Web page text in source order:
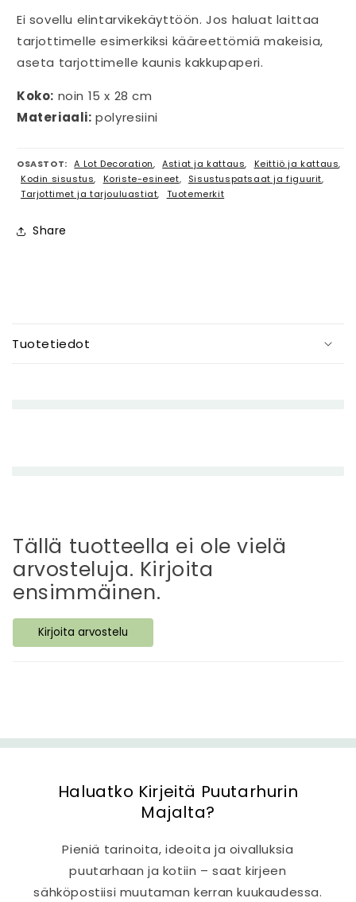
Ei sovellu elintarvikekäyttöön. Jos haluat laittaa
tarjottimelle esimerkiksi kääreettömiä makeisia,
aseta tarjottimelle kaunis kakkupaperi.
Koko: noin 15 x 28 cm
Materiaali: polyresiini
OSASTOT: A Lot Decoration, Astiat ja kattaus, Keittiö ja kattaus,
Kodin sisustus, Koriste-esineet, Sisustuspatsaat ja figuurit,
Tarjottimet ja tarjouluastiat, Tuotemerkit
Share
e
ä
s
i
s
ä
l
Tuotetiedot
Tällä tuotteella ei ole vielä
arvosteluja. Kirjoita
ensimmäinen.
Kirjoita arvostelu
Haluatko Kirjeitä Puutarhurin
Majalta?
Pieniä tarinoita, ideoita ja oivalluksia
puutarhaan ja kotiin – saat kirjeen
sähköpostiisi muutaman kerran kuukaudessa.